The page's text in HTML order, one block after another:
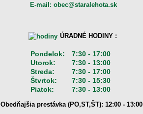
E-mail: obec@staralehota.sk
ÚRADNÉ HODINY :
Pondelok:
Utorok:
Streda:
Štvrtok:
Piatok:
7:30 - 17:00
7:30 - 13:00
7:30 - 17:00
7:30 - 15:30
7:30 - 13:00
Obedňajšia prestávka (PO,ST,ŠT): 12:00 - 13:00